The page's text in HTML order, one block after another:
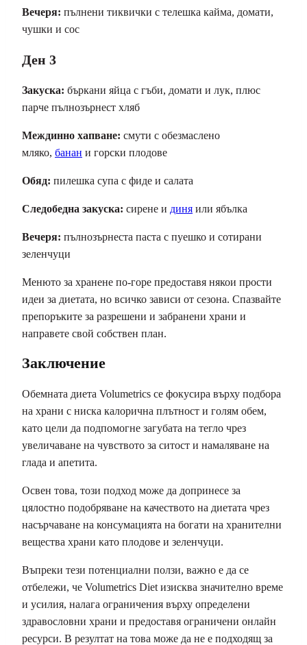
Вечеря: пълнени тиквички с телешка кайма, домати,
чушки и сос
Ден 3
Закуска: бъркани яйца с гъби, домати и лук, плюс
парче пълнозърнест хляб
Междинно хапване: смути с обезмаслено
мляко, банан и горски плодове
Обяд: пилешка супа с фиде и салата
Следобедна закуска: сирене и диня или ябълка
Вечеря: пълнозърнеста паста с пуешко и сотирани
зеленчуци
Менюто за хранене по-горе предоставя някои прости
идеи за диетата, но всичко зависи от сезона. Спазвайте
препоръките за разрешени и забранени храни и
направете свой собствен план.
Заключение
Обемната диета Volumetrics се фокусира върху подбора
на храни с ниска калорична плътност и голям обем,
като цели да подпомогне загубата на тегло чрез
увеличаване на чувството за ситост и намаляване на
глада и апетита.
Освен това, този подход може да допринесе за
цялостно подобряване на качеството на диетата чрез
насърчаване на консумацията на богати на хранителни
вещества храни като плодове и зеленчуци.
Въпреки тези потенциални ползи, важно е да се
отбележи, че Volumetrics Diet изисква значително време
и усилия, налага ограничения върху определени
здравословни храни и предоставя ограничени онлайн
ресурси. В резултат на това може да не е подходящ за